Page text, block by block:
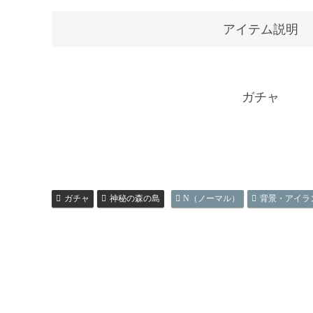
アイテム説明
ガチャ
ガチャ 神秘の森の島 N（ノーマル） 背景・アイラ